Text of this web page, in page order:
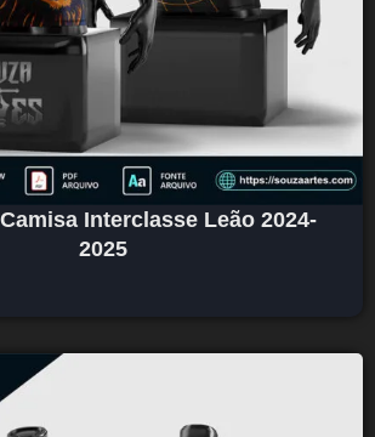
Interclasse Leão 2024-
2025